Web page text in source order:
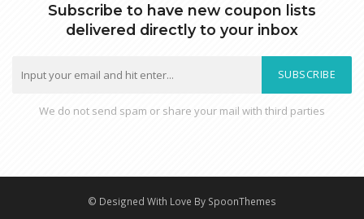
Subscribe to have new coupon lists
delivered directly to your inbox
SUBSCRIBE
We do not send spam or share your mail with third parties
© Designed With Love By SpoonThemes